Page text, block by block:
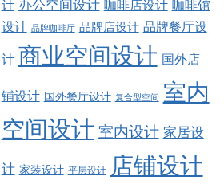
计 办公空间设计 咖啡店设计 咖啡馆
设计 品牌咖啡厅 品牌店设计 品牌餐厅设
计 商业空间设计 国外店
铺设计 国外餐厅设计 复合型空间
室内
空间设计 室内设计 家居设
计 家装设计 平层设计 店铺设计